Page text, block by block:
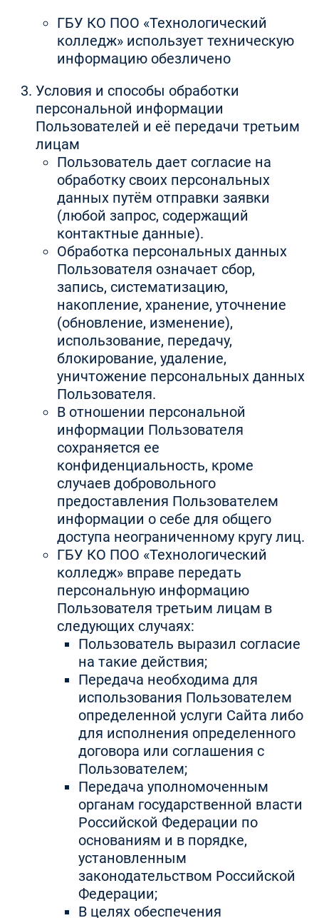
ГБУ КО ПОО «Технологический
колледж» использует техническую
информацию обезличено
Условия и способы обработки
персональной информации
Пользователей и её передачи третьим
лицам
Пользователь дает согласие на
обработку своих персональных
данных путём отправки заявки
(любой запрос, содержащий
контактные данные).
Обработка персональных данных
Пользователя означает сбор,
запись, систематизацию,
накопление, хранение, уточнение
(обновление, изменение),
использование, передачу,
блокирование, удаление,
уничтожение персональных данных
Пользователя.
В отношении персональной
информации Пользователя
сохраняется ее
конфиденциальность, кроме
случаев добровольного
предоставления Пользователем
информации о себе для общего
доступа неограниченному кругу лиц.
ГБУ КО ПОО «Технологический
колледж» вправе передать
персональную информацию
Пользователя третьим лицам в
следующих случаях:
Пользователь выразил согласие
на такие действия;
Передача необходима для
использования Пользователем
определенной услуги Сайта либо
для исполнения определенного
договора или соглашения с
Пользователем;
Передача уполномоченным
органам государственной власти
Российской Федерации по
основаниям и в порядке,
установленным
законодательством Российской
Федерации;
В целях обеспечения